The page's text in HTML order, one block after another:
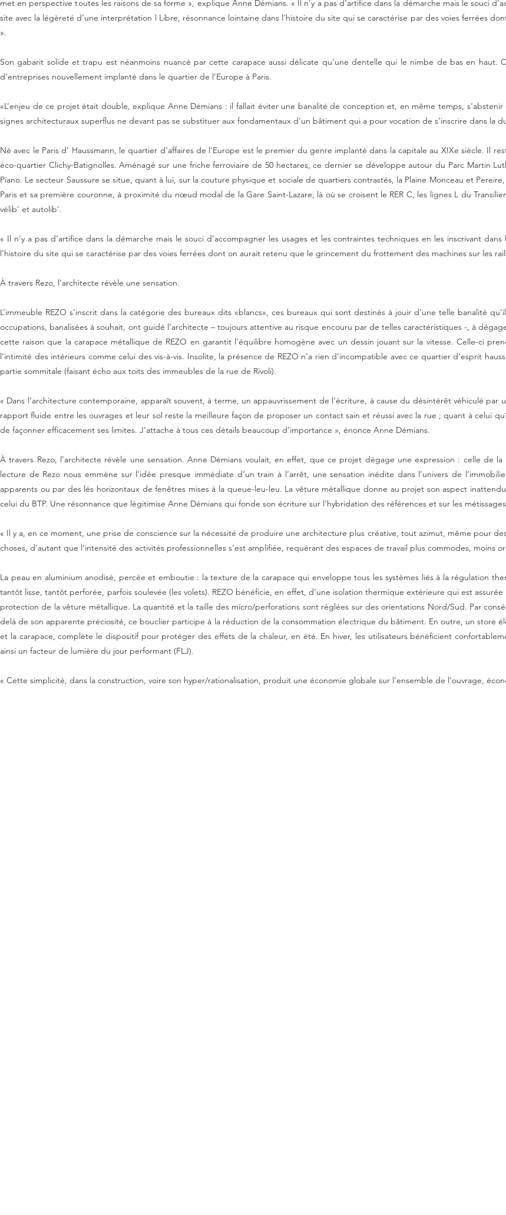
Reconnaissable par sa texture métallique envahissante, l’ouvrage de 16500 mètres carrés est signé Anne Démians. Avec ses 130
plateau éclairé par des fenêtres de 1,80 mètres de hauteur.
met en perspective toutes les raisons de sa forme », explique Anne Démians. « Il n’y a pas d’artifice dans la démarche mais le souci
site avec la légèreté d’une interprétation l Libre, résonnance lointaine dans l’histoire du site qui se caractérise par des voies ferrées
Son gabarit solide et trapu est néanmoins nuancé par cette carapace aussi délicate qu’une dentelle qui le nimbe de bas en haut.
«L’enjeu de ce projet était double, explique Anne Démians : il fallait éviter une banalité de conception et, en même temps,
signes architecturaux superflus ne devant pas se substituer aux fondamentaux d’un bâtiment qui a pour vocation de s’inscrire dans la
Né avec le Paris d’ Haussmann, le quartier d’affaires de l’Europe est le premier du genre implanté dans la capitale au XIXe siècle. Il
Piano. Le secteur Saussure se situe, quant à lui, sur la couture physique et sociale de quartiers contrastés, la Plaine Monceau et
Paris et sa première couronne, à proximité du nœud modal de la Gare Saint-Lazare, là où se croisent le RER C, les lignes L du
l’histoire du site qui se caractérise par des voies ferrées dont on aurait retenu que le grincement du frottement des machines sur les
À travers Rezo, l’architecte révèle une sensation.
L’immeuble REZO s’inscrit dans la catégorie des bureaux dits «blancs», ces bureaux qui sont destinés à jouir d’une telle banalité
cette raison que la carapace métallique de REZO en garantit l’équilibre homogène avec un dessin jouant sur la vitesse. Celle-ci
l’intimité des intérieurs comme celui des vis-à-vis. Insolite, la présence de REZO n’a rien d’incompatible avec ce quartier d’esprit
partie sommitale (faisant écho aux toits des immeubles de la rue de Rivoli).
« Dans l’architecture contemporaine, apparaît souvent, à terme, un appauvrissement de l’écriture, à cause du désintérêt véhiculé
rapport fluide entre les ouvrages et leur sol reste la meilleure façon de proposer un contact sain et réussi avec la rue ; quant à celui
de façonner efficacement ses limites. J’attache à tous ces détails beaucoup d’importance », énonce Anne Démians.
lecture de Rezo nous emmène sur l’idée presque immédiate d’un train à l’arrêt, une sensation inédite dans l’univers de
apparents ou par des lés horizontaux de fenêtres mises à la queue-leu-leu. La vêture métallique donne au projet son aspect
« Il y a, en ce moment, une prise de conscience sur la nécessité de produire une architecture plus créative, tout azimut, même pour
choses, d’autant que l’intensité des activités professionnelles s’est amplifiée, requérant des espaces de travail plus commodes, moins
La peau en aluminium anodisé, percée et emboutie : la texture de la carapace qui enveloppe tous les systèmes liés à la régulation
tantôt lisse, tantôt perforée, parfois soulevée (les volets). REZO bénéficie, en effet, d’une isolation thermique extérieure qui est
delà de son apparente préciosité, ce bouclier participe à la réduction de la consommation électrique du bâtiment. En outre, un store